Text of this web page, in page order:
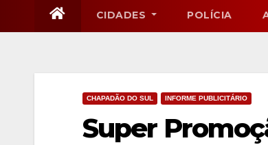
CIDADES POLÍCIA
CHAPADÃO DO SUL INFORME PUBLICITÁRIO
Super